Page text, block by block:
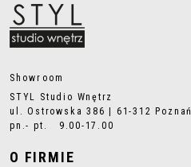
Showroom
STYL Studio Wnętrz
ul. Ostrowska 386 | 61-312 Poznań
pn.- pt. 9.00-17.00
O FIRMIE